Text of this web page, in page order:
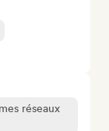
réseaux